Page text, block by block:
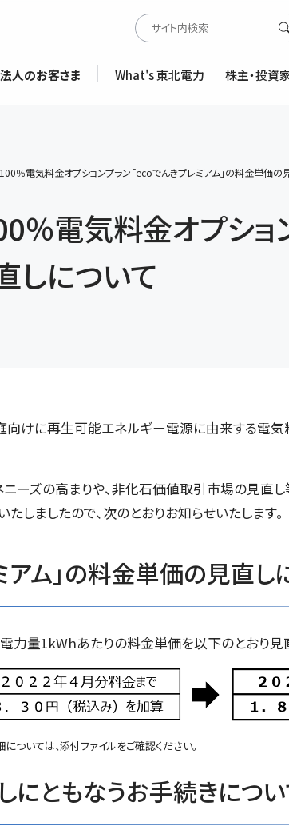
法人のお客さま What's 東北電力 株主・投資
％電気料金オプションプラン「ecoでんきプレミアム」の料金単価の
電気料金オプショ
しについて
けに再生可能エネルギー電源に由来する電気
ーズの高まりや、非化石価値取引市場の見直し
しましたので、次のとおりお知らせいたします。
アム」の料金単価の見直し
力量1kWhあたりの料金単価を以下のとおり見
ついては、添付ファイルをご確認ください。
にともなうお手続きにつ